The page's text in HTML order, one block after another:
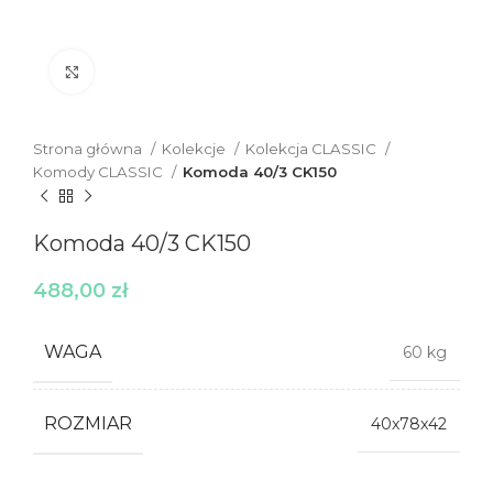
Strona główna Kolekcje
Kolekcja CLASSIC
Komody CLASSIC
Komoda 40/3 CK150
Komoda 40/3 CK150
488,00 zł
WAGA 60 kg
ROZMIAR 40x78x42